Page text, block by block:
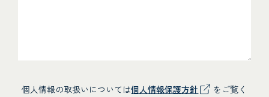
個人情報の取扱いについては個人情報保護方針
をご覧く